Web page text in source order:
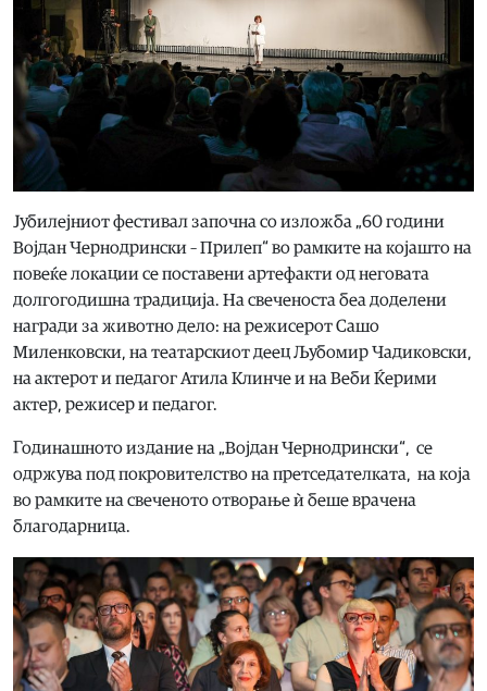
Јубилејниот фестивал започна со изложба „60 години
Војдан Чернодрински – Прилеп“ во рамките на којашто на
повеќе локации се поставени артефакти од неговата
долгогодишна традиција. На свеченоста беа доделени
награди за животно дело: на режисерот Сашо
Миленковски, на театарскиот деец Љубомир Чадиковски,
на актерот и пeдагог Атила Клинче и на Веби Ќерими
актер, режисер и педагог.
Годинашното издание на „Војдан Чернодрински“, се
одржува под покровителство на претседателката, на која
во рамките на свеченото отворање ѝ беше врачена
благодарница.